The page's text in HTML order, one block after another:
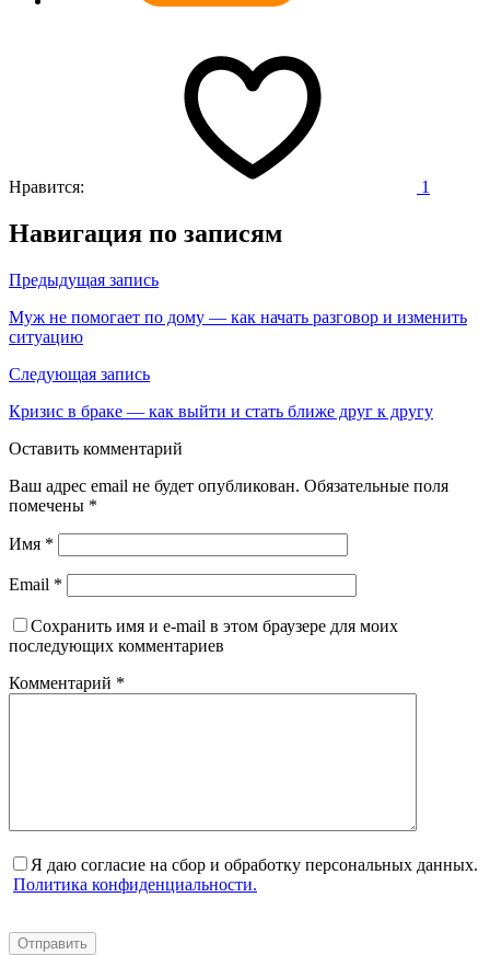
Нравится: 1
Навигация по записям
Предыдущая запись
Муж не помогает по дому — как начать разговор и изменить
ситуацию
Следующая запись
Кризис в браке — как выйти и стать ближе друг к другу
Оставить комментарий
Ваш адрес email не будет опубликован. Обязательные поля
помечены *
Имя *
Email *
Сохранить имя и e-mail в этом браузере для моих
последующих комментариев
Комментарий *
Я даю согласие на сбор и обработку персональных данных.
Политика конфиденциальности.
Отправить